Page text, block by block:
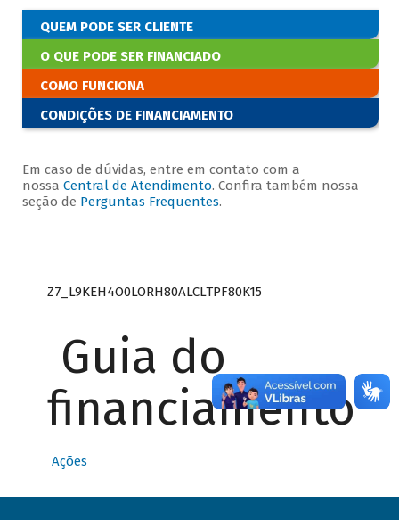
QUEM PODE SER CLIENTE
O QUE PODE SER FINANCIADO
COMO FUNCIONA
CONDIÇÕES DE FINANCIAMENTO
Em caso de dúvidas, entre em contato com a
nossa Central de Atendimento. Confira também nossa
seção de Perguntas Frequentes.
Z7_L9KEH4O0LORH80ALCLTPF80K15
Guia do
financiamento
Ações